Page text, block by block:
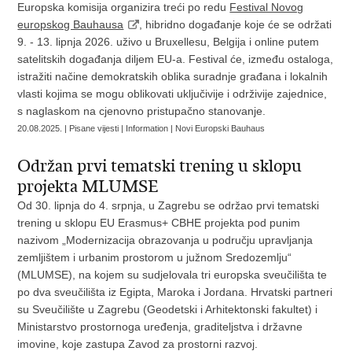
Europska komisija organizira treći po redu Festival Novog
europskog Bauhausa
, hibridno događanje koje će se održati
9. - 13. lipnja 2026. uživo u Bruxellesu, Belgija i online putem
satelitskih događanja diljem EU-a. Festival će, između ostaloga,
istražiti načine demokratskih oblika suradnje građana i lokalnih
vlasti kojima se mogu oblikovati uključivije i održivije zajednice,
s naglaskom na cjenovno pristupačno stanovanje.
20.08.2025. | Pisane vijesti | Information | Novi Europski Bauhaus
Održan prvi tematski trening u sklopu
projekta MLUMSE
Od 30. lipnja do 4. srpnja, u Zagrebu se održao prvi tematski
trening u sklopu EU Erasmus+ CBHE projekta pod punim
nazivom „Modernizacija obrazovanja u području upravljanja
zemljištem i urbanim prostorom u južnom Sredozemlju“
(MLUMSE), na kojem su sudjelovala tri europska sveučilišta te
po dva sveučilišta iz Egipta, Maroka i Jordana. Hrvatski partneri
su Sveučilište u Zagrebu (Geodetski i Arhitektonski fakultet) i
Ministarstvo prostornoga uređenja, graditeljstva i državne
imovine, koje zastupa Zavod za prostorni razvoj.